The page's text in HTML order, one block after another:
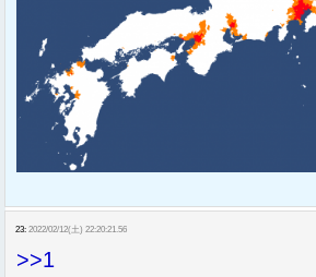
23: 2022/02/12(土) 22:20:21.56
>>1